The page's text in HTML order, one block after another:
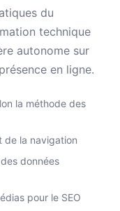
du
technique
autonome sur
en ligne.
la méthode des
de la navigation
données
pour le SEO